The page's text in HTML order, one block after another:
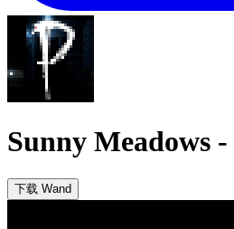
Sunny Meadows -
下载 Wand